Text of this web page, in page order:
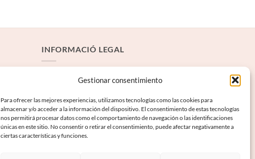
Gestionar consentimiento
Para ofrecer las mejores experiencias, utilizamos tecnologías como las cookies para
almacenar y/o acceder a la información del dispositivo. El consentimiento de estas tecnologías
nos permitirá procesar datos como el comportamiento de navegación o las identificaciones
únicas en este sitio. No consentir o retirar el consentimiento, puede afectar negativamente a
ciertas características y funciones.
INFORMACIÓ LEGAL
Avís Legal
Política de privadesa
Política de galetes